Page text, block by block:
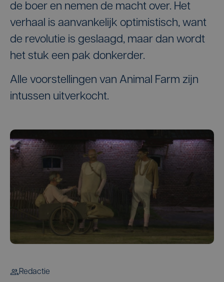
de boer en nemen de macht over. Het
verhaal is aanvankelijk optimistisch, want
de revolutie is geslaagd, maar dan wordt
het stuk een pak donkerder.
Alle voorstellingen van Animal Farm zijn
intussen uitverkocht.
Redactie